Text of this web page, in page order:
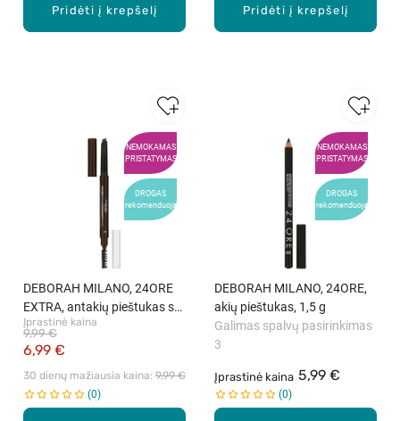
Pridėti į krepšelį Pridėti į krepšelį
NEMOKAMAS
PRISTATYMAS
DROGAS
rekomenduoja
DEBORAH MILANO, 24ORE
EXTRA, antakių pieštukas su
šepetėliu, 0,22 g
Įprastinė kaina
6,99 €
9,99 €
30 dienų mažiausia kaina: 9,99 €
0
NEMOKAMAS
PRISTATYMAS
DROGAS
rekomenduoja
DEBORAH MILANO, 24ORE,
akių pieštukas, 1,5 g
Įprastinė kaina 5,99 €
Galimas spalvų pasirinkimas
3
0